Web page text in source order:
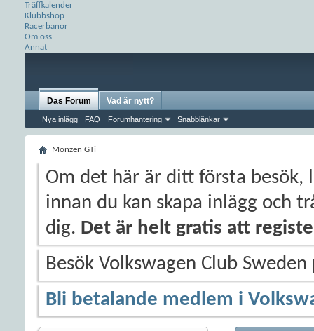
Träffkalender
Klubbshop
Racerbanor
Om oss
Annat
Das Forum
Nya inlägg FAQ Forumhantering Snabblänkar
Vad är nytt?
Monzen GTi
Om det här är ditt första besök,
innan du kan skapa inlägg och
dig. Det är helt gratis att
Besök Volkswagen Club
Bli betalande medlem i